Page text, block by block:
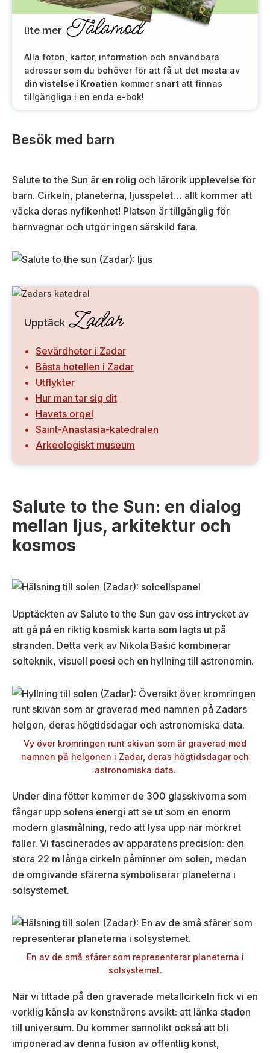
lite mer Tålamod
Alla foton, kartor, information och användbara
adresser som du behöver för att få ut det mesta av
din vistelse i Kroatien kommer snart att finnas
tillgängliga i en enda e-bok!
Besök med barn
Salute to the Sun är en rolig och lärorik upplevelse för
barn. Cirkeln, planeterna, ljusspelet… allt kommer att
väcka deras nyfikenhet! Platsen är tillgänglig för
barnvagnar och utgör ingen särskild fara.
Upptäck Zadar
Sevärdheter i Zadar
Bästa hotellen i Zadar
Utflykter
Hur man tar sig dit
Havets orgel
Saint-Anastasia-katedralen
Arkeologiskt museum
Salute to the Sun: en dialog
mellan ljus, arkitektur och
kosmos
Upptäckten av Salute to the Sun gav oss intrycket av
att gå på en riktig kosmisk karta som lagts ut på
stranden. Detta verk av Nikola Bašić kombinerar
solteknik, visuell poesi och en hyllning till astronomin.
Vy över kromringen runt skivan som är graverad med
namnen på helgonen i Zadar, deras högtidsdagar och
astronomiska data.
Under dina fötter kommer de 300 glasskivorna som
fångar upp solens energi att se ut som en enorm
modern glasmålning, redo att lysa upp när mörkret
faller. Vi fascinerades av apparatens precision: den
stora 22 m långa cirkeln påminner om solen, medan
de omgivande sfärerna symboliserar planeterna i
solsystemet.
En av de små sfärer som representerar planeterna i
solsystemet.
När vi tittade på den graverade metallcirkeln fick vi en
verklig känsla av konstnärens avsikt: att länka staden
till universum. Du kommer sannolikt också att bli
imponerad av denna fusion av offentlig konst,